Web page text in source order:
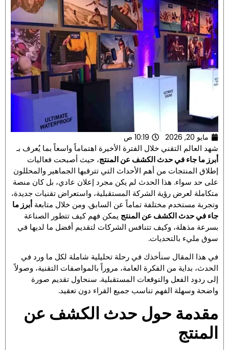
مايو 20, 2026 10:19 ص
شهد العالم التقني خلال الفترة الأخيرة اهتماماً واسعاً بما يُعرف بـ
أبرز ما جاء في حدث الكشف عن المنتج، حيث أصبحت فعاليات
إطلاق المنتجات من أهم الأحداث التي تترقبها الجماهير والمحللون
على حد سواء. هذا الحدث لم يكن مجرد إعلان عادي، بل كان منصة
متكاملة لعرض رؤية الشركة المستقبلية، واستعراض تقنيات جديدة،
وتجربة مستخدم مختلفة تماماً عن السابق. ومن خلال متابعة أبرز ما
جاء في حدث الكشف عن المنتج يمكن فهم كيف تتطور الصناعة
بسرعة مذهلة، وكيف تتنافس الشركات لتقديم أفضل ما لديها في
سوق مليء بالتحديات.
في هذا المقال سنأخذك في رحلة تحليلية شاملة لكل ما ورد في
الحدث، بداية من الفكرة العامة، مروراً بالمواصفات التقنية، وصولاً
إلى ردود الفعل والتوقعات المستقبلية. سنحاول تقديم صورة
واضحة وسهلة الفهم تناسب جميع القراء دون تعقيد.
مقدمة حول حدث الكشف عن
المنتج